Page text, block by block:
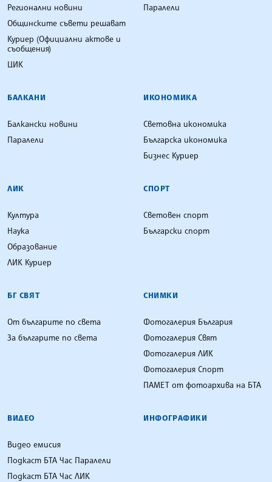
Регионални новини
Общинските съвети решават
Куриер (Официални актове и
съобщения)
ЦИК
Паралели
БАЛКАНИ
Балкански новини
Паралели
ИКОНОМИКА
Световна икономика
Българска икономика
Бизнес Куриер
ЛИК
Култура
Наука
Образование
ЛИК Куриер
СПОРТ
Световен спорт
Български спорт
БГ СВЯТ
От българите по света
За българите по света
СНИМКИ
Фотогалерия България
Фотогалерия Свят
Фотогалерия ЛИК
Фотогалерия Спорт
ПАМЕТ от фотоархива на БТА
ВИДЕО
Видео емисия
Подкаст БТА Час Паралели
Подкаст БТА Час ЛИК
ИНФОГРАФИКИ